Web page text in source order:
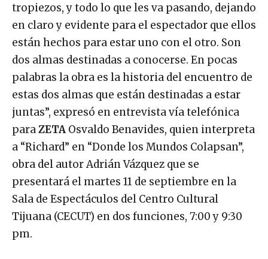
tropiezos, y todo lo que les va pasando, dejando
en claro y evidente para el espectador que ellos
están hechos para estar uno con el otro. Son
dos almas destinadas a conocerse. En pocas
palabras la obra es la historia del encuentro de
estas dos almas que están destinadas a estar
juntas”, expresó en entrevista vía telefónica
paraZETA Osvaldo Benavides, quien interpreta
a “Richard” en “Donde los Mundos Colapsan”,
obra del autor Adrián Vázquez que se
presentará el martes 11 de septiembre en la
Sala de Espectáculos del Centro Cultural
Tijuana (CECUT) en dos funciones, 7:00 y 9:30
pm.